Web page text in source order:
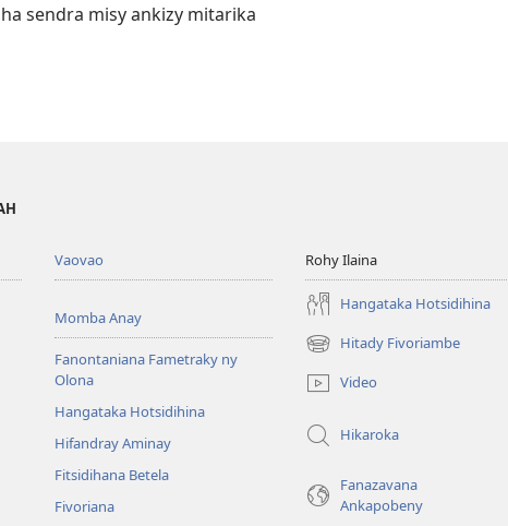
sendra misy ankizy mitarika
Vaovao
Momba Anay
Fanontaniana Fametraky ny
Olona
Hangataka Hotsidihina
Hifandray Aminay
Fitsidihana Betela
Fivoriana
Rohy Ilaina
Hangataka Hotsidihina
Hitady Fivoriambe
(manokatra
rohy) Video
Hikaroka
Fanazavana
Ankapobeny